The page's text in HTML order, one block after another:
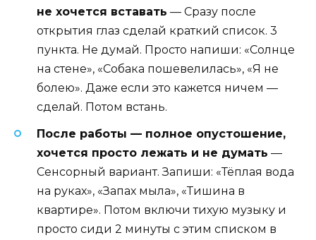
не хочется вставать — Сразу после
открытия глаз сделай краткий список. 3
пункта. Не думай. Просто напиши: «Солнце
на стене», «Собака пошевелилась», «Я не
болею». Даже если это кажется ничем —
сделай. Потом встань.
После работы — полное опустошение,
хочется просто лежать и не думать —
Сенсорный вариант. Запиши: «Тёплая вода
на руках», «Запах мыла», «Тишина в
квартире». Потом включи тихую музыку и
просто сиди 2 минуты с этим списком в